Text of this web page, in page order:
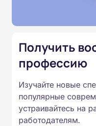
Подготовка
России от
соответствии
Получить
профессию
Изучайте новые
популярные
устраивайтесь на
работодателям.